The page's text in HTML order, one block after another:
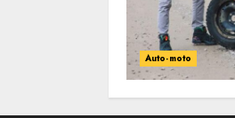
Auto-moto